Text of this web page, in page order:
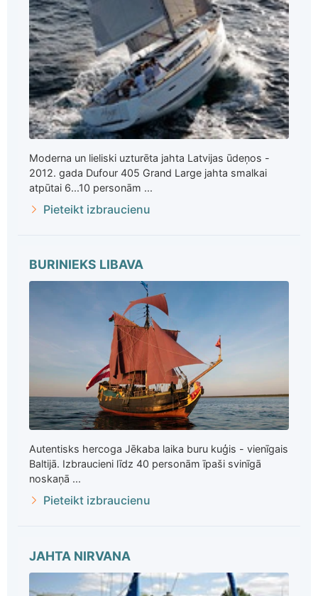
Moderna un lieliski uzturēta jahta Latvijas ūdeņos -
2012. gada Dufour 405 Grand Large jahta smalkai
atpūtai 6...10 personām ...
Pieteikt izbraucienu
BURINIEKS LIBAVA
Autentisks hercoga Jēkaba laika buru kuģis - vienīgais
Baltijā. Izbraucieni līdz 40 personām īpaši svinīgā
noskaņā ...
Pieteikt izbraucienu
JAHTA NIRVANA